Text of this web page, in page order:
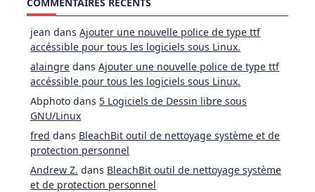
jean dansAjouter une nouvelle police de type ttf
accéssible pour tous les logiciels sous Linux.
alaingre dansAjouter une nouvelle police de type ttf
accéssible pour tous les logiciels sous Linux.
Abphoto dans 5 Logiciels de Dessin libre sous
GNU/Linux
fred dans BleachBit outil de nettoyage système et de
protection personnel
Andrew Z. dans BleachBit outil de nettoyage système
et de protection personnel